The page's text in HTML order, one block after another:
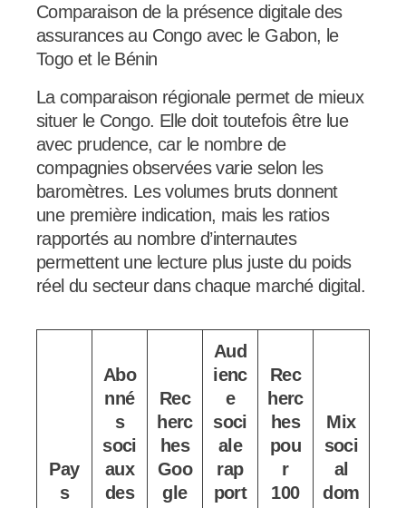
Comparaison de la présence digitale des
assurances au Congo avec le Gabon, le
Togo et le Bénin
La comparaison régionale permet de mieux
situer le Congo. Elle doit toutefois être lue
avec prudence, car le nombre de
compagnies observées varie selon les
baromètres. Les volumes bruts donnent
une première indication, mais les ratios
rapportés au nombre d’internautes
permettent une lecture plus juste du poids
réel du secteur dans chaque marché digital.
Pay
s
Abo
nné
s
soci
aux
des
Rec
herc
hes
Goo
gle
Aud
ienc
e
soci
ale
rap
port
Rec
herc
hes
pou
r
100
Mix
soci
al
dom